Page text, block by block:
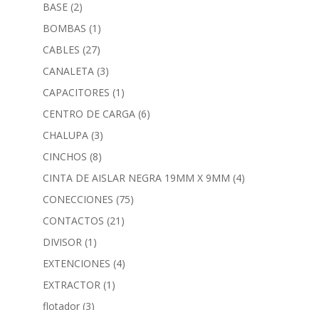
BASE (2)
BOMBAS (1)
CABLES (27)
CANALETA (3)
CAPACITORES (1)
CENTRO DE CARGA (6)
CHALUPA (3)
CINCHOS (8)
CINTA DE AISLAR NEGRA 19MM X 9MM (4)
CONECCIONES (75)
CONTACTOS (21)
DIVISOR (1)
EXTENCIONES (4)
EXTRACTOR (1)
flotador (3)